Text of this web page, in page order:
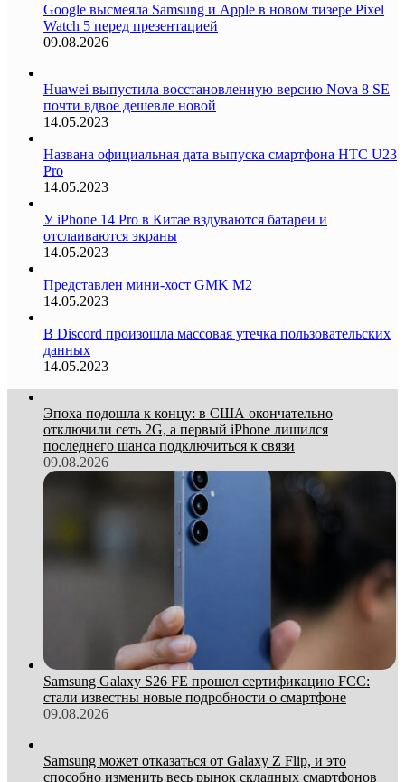
Google высмеяла Samsung и Apple в новом тизере Pixel
Watch 5 перед презентацией
09.08.2026
Huawei выпустила восстановленную версию Nova 8 SE
почти вдвое дешевле новой
14.05.2023
Названа официальная дата выпуска смартфона HTC U23
Pro
14.05.2023
У iPhone 14 Pro в Китае вздуваются батареи и
отслаиваются экраны
14.05.2023
Представлен мини-хост GMK M2
14.05.2023
В Discord произошла массовая утечка пользовательских
данных
14.05.2023
Эпоха подошла к концу: в США окончательно
отключили сеть 2G, а первый iPhone лишился
последнего шанса подключиться к связи
09.08.2026
Samsung Galaxy S26 FE прошел сертификацию FCC:
стали известны новые подробности о смартфоне
09.08.2026
Samsung может отказаться от Galaxy Z Flip, и это
способно изменить весь рынок складных смартфонов